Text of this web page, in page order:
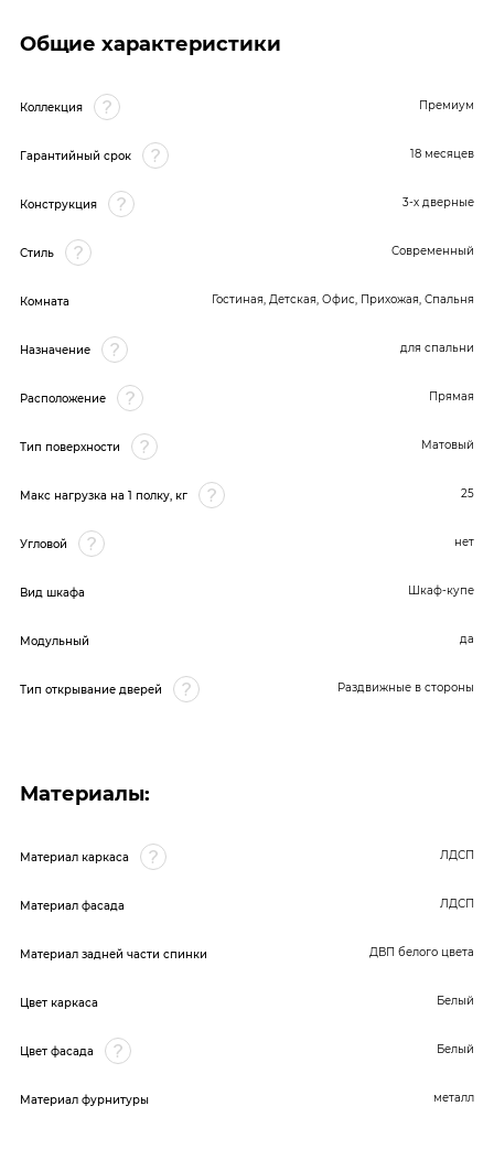
Общие характеристики
Коллекция Премиум
Гарантийный срок 18 месяцев
Конструкция 3-х дверные
Стиль Современный
Комната Гостиная, Детская, Офис, Прихожая, Спальня
Назначение для спальни
Расположение Прямая
Тип поверхности Матовый
Макс нагрузка на 1 полку, кг 25
Угловой нет
Вид шкафа Шкаф-купе
Модульный да
Тип открывание дверей Раздвижные в стороны
Материалы:
Материал каркаса ЛДСП
Материал фасада ЛДСП
Материал задней части спинки ДВП белого цвета
Цвет каркаса Белый
Цвет фасада Белый
Материал фурнитуры металл